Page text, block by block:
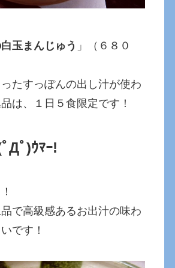
玉まんじゅう 」（６８０
たすっぽんの出し汁が使わ
は、１日５食限定です！
Дﾟ)ｳﾏｰ!
で高級感あるお出汁の味わ
です！